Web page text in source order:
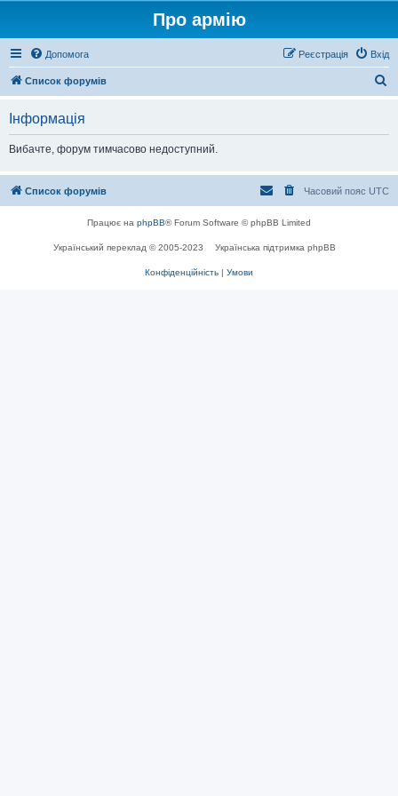
Про армію
Допомога Вхід
Реєстрація
Список форумів
Інформація
Вибачте, форум тимчасово недоступний.
Список форумів Часовий пояс UTC
Працює на phpBB® Forum Software © phpBB Limited
Український переклад © 2005-2023 Українська підтримка phpBB
Конфіденційність | Умови